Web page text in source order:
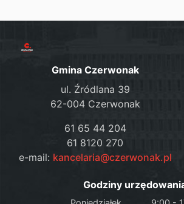
Gmina Czerwonak
ul. Źródlana 39
62-004 Czerwonak
61 65 44 204
61 8120 270
e-mail: kancelaria@czerwonak.pl
Godziny